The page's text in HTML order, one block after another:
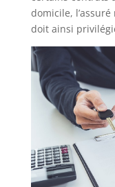
domicile,
doit ainsi